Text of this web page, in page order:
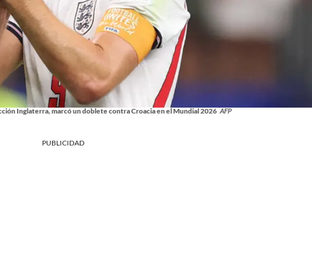
Inglaterra, marcó un doblete contra Croacia en el Mundial 2026 AFP
PUBLICIDAD